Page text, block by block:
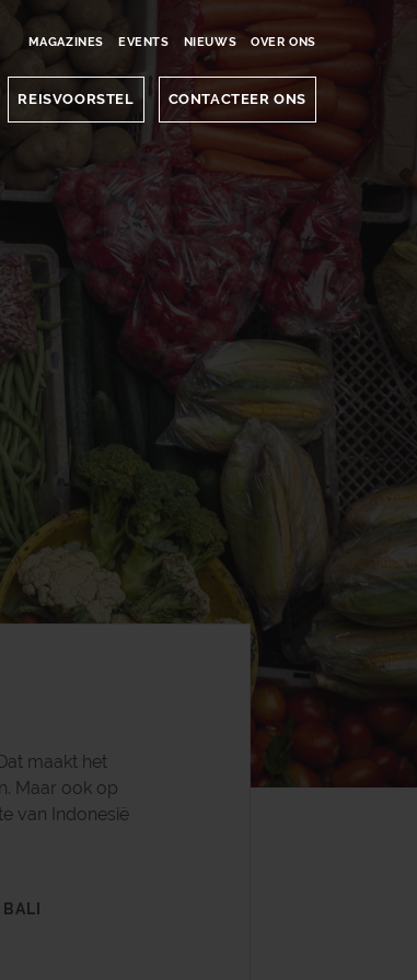
MAGAZINES EVENTS NIEUWS OVER ONS
REISVOORSTEL CONTACTEER ONS
maakt het
Maar ook op
van Indonesië